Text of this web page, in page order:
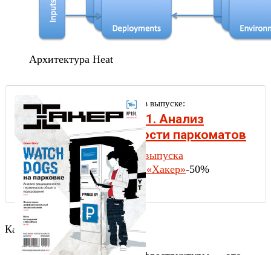
Архитектура Heat
Другие статьи в выпуске:
Хакер #191. Анализ
безопасности паркоматов
Содержание выпуска
Подписка на «Хакер»-50%
Как это вообще работает?